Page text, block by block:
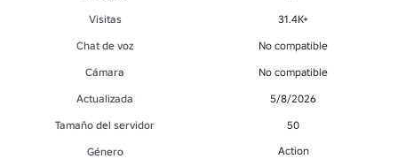
Visitas
31.4K+
Chat de voz
No compatible
Cámara
No compatible
Actualizada
5/8/2026
Tamaño del servidor
50
Género
Action